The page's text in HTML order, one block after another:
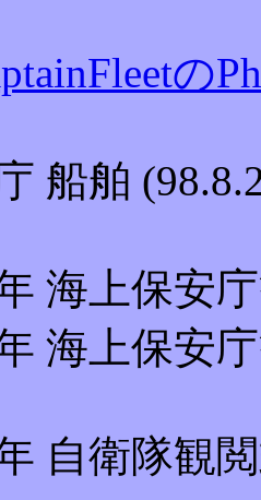
の
船舶
海上保安
海上保安
自衛隊観